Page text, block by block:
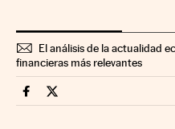
El análisis de la actualidad
financieras más relevantes
Economia Cinco Días en
Economia Cinco Días